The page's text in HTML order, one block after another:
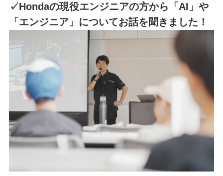
✓Hondaの現役エンジニアの方から「AI」や
「エンジニア」についてお話を聞きました！